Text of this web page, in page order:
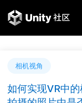
相机视角
如何实现VR中